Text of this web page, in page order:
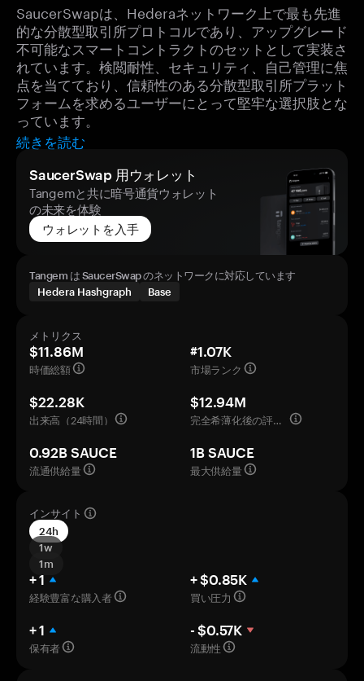
SaucerSwapは、Hederaネットワーク上で最も先進
的な分散型取引所プロトコルであり、アップグレード
不可能なスマートコントラクトのセットとして実装さ
れています。検閲耐性、セキュリティ、自己管理に焦
点を当てており、信頼性のある分散型取引所プラット
フォームを求めるユーザーにとって堅牢な選択肢とな
っています。
続きを読む
SaucerSwap 用ウォレット
Tangemと共に暗号通貨ウォレット
の未来を体験
ウォレットを入手
Tangem は SaucerSwap のネットワークに対応しています
Hedera Hashgraph
Base
メトリクス
$11.86M
時価総額
#1.07K
市場ランク
$22.28K
出来高（24時間）
$12.94M
完全希薄化後の評価額
0.92B SAUCE
流通供給量
1B SAUCE
最大供給量
インサイト
24h
1w
1m
+ 1
経験豊富な購入者
+ $0.85K
買い圧力
+ 1
保有者
- $0.57K
流動性